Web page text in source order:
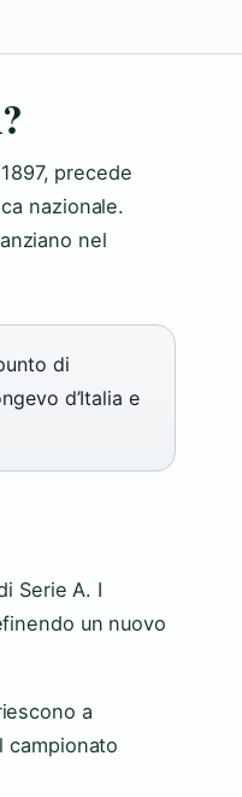
precede
nazionale.
nel
di
d’Italia e
Serie A. I
un nuovo
a
campionato